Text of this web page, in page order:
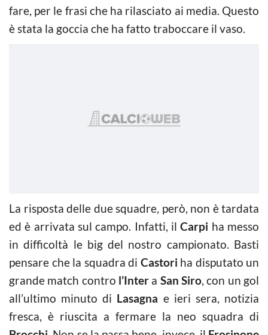
fare, per le frasi che ha rilasciato ai media. Questo
è stata la goccia che ha fatto traboccare il vaso.
La risposta delle due squadre, però, non è tardata
ed è arrivata sul campo. Infatti, ilCarpi ha messo
in difficoltà le big del nostro campionato. Basti
pensare che la squadra di Castori ha disputato un
grande match contro l’Inter a San Siro, con un gol
all’ultimo minuto di Lasagna e ieri sera, notizia
fresca, è riuscita a fermare la neo squadra di